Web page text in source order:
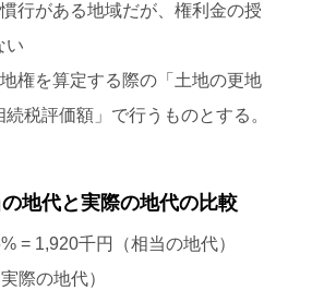
行がある地域だが、権利金の授
い
権を算定する際の「土地の更地
税評価額」で行うものとする。
地代と実際の地代の比較
= 1,920千円（相当の地代）
際の地代）